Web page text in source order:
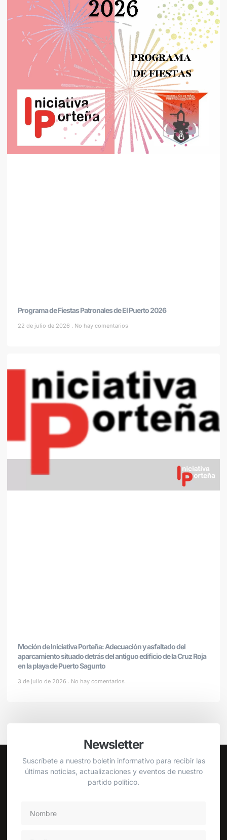
Programa de Fiestas Patronales de El Puerto 2026
22 de julio de 2026 No hay comentarios
Moción de Iniciativa Porteña: Adecuación y asfaltado del
aparcamiento situado detrás del antiguo edificio de la Cruz Roja
en la playa de Puerto Sagunto
3 de julio de 2026 No hay comentarios
Newsletter
Suscríbete a nuestro boletín informativo para recibir las
últimas noticias, actualizaciones y eventos de nuestro
partido político.